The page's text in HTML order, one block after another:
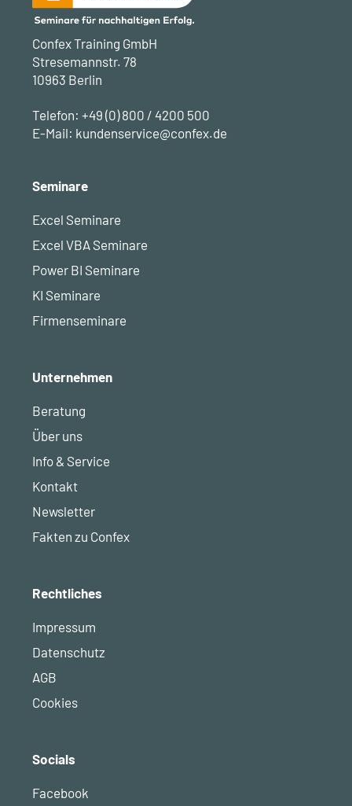
Confex Training GmbH
Stresemannstr. 78
10963 Berlin
Telefon:+49 (0) 800 / 4200 500
E-Mail: kundenservice@confex.de
Seminare
Excel Seminare
Excel VBA Seminare
Power BI Seminare
KI Seminare
Firmenseminare
Unternehmen
Beratung
Über uns
Info & Service
Kontakt
Newsletter
Fakten zu Confex
Rechtliches
Impressum
Datenschutz
AGB
Cookies
Socials
Facebook